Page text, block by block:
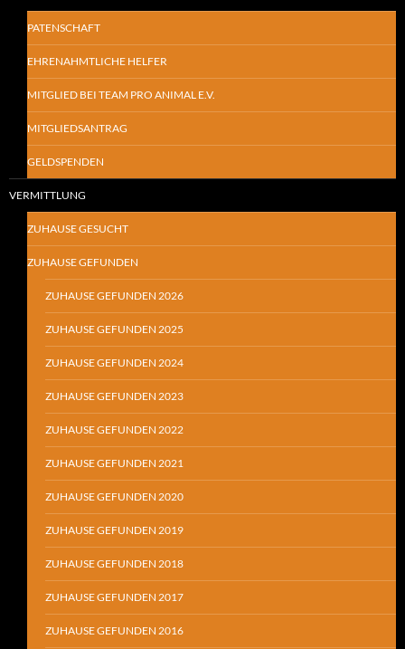
PATENSCHAFT
EHRENAHMTLICHE HELFER
MITGLIED BEI TEAM PRO ANIMAL E.V.
MITGLIEDSANTRAG
GELDSPENDEN
VERMITTLUNG
ZUHAUSE GESUCHT
ZUHAUSE GEFUNDEN
ZUHAUSE GEFUNDEN 2026
ZUHAUSE GEFUNDEN 2025
ZUHAUSE GEFUNDEN 2024
ZUHAUSE GEFUNDEN 2023
ZUHAUSE GEFUNDEN 2022
ZUHAUSE GEFUNDEN 2021
ZUHAUSE GEFUNDEN 2020
ZUHAUSE GEFUNDEN 2019
ZUHAUSE GEFUNDEN 2018
ZUHAUSE GEFUNDEN 2017
ZUHAUSE GEFUNDEN 2016